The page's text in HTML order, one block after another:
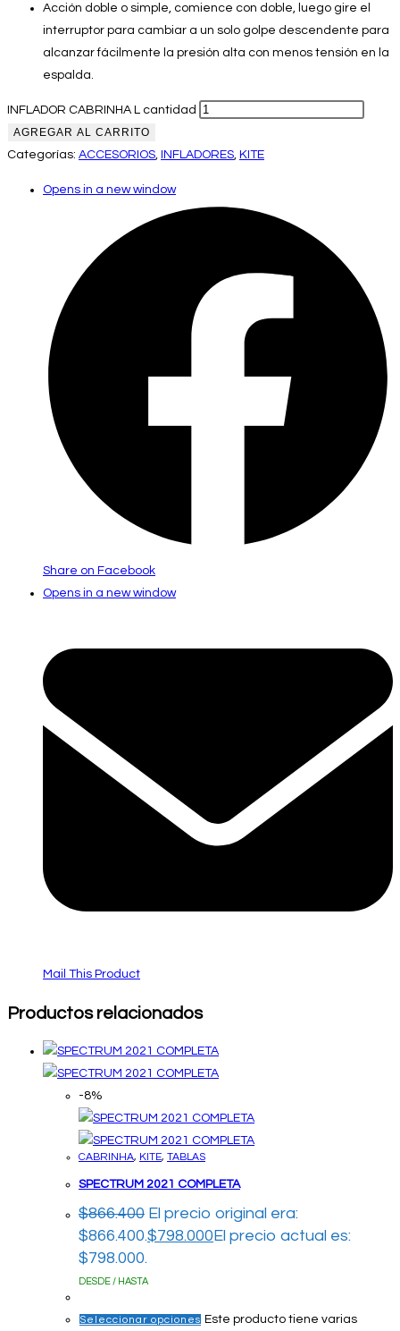
Acción doble o simple, comience con doble, luego gire el
interruptor para cambiar a un solo golpe descendente para
alcanzar fácilmente la presión alta con menos tensión en la
espalda.
INFLADOR CABRINHA L cantidad
AGREGAR AL CARRITO
Categorías: ACCESORIOS, INFLADORES, KITE
Opens in a new window
Share on Facebook
Opens in a new window
Mail This Product
Productos relacionados
-8%
CABRINHA, KITE, TABLAS
SPECTRUM 2021 COMPLETA
$866.400 El precio original era:
$866.400.$798.000 El precio actual es:
$798.000.
DESDE / HASTA
Seleccionar opciones Este producto tiene varias